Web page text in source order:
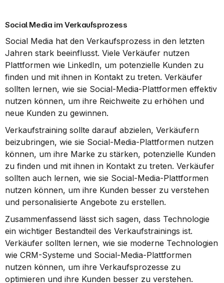
Social Media im Verkaufsprozess
Social Media hat den Verkaufsprozess in den letzten
Jahren stark beeinflusst. Viele Verkäufer nutzen
Plattformen wie LinkedIn, um potenzielle Kunden zu
finden und mit ihnen in Kontakt zu treten. Verkäufer
sollten lernen, wie sie Social-Media-Plattformen effektiv
nutzen können, um ihre Reichweite zu erhöhen und
neue Kunden zu gewinnen.
Verkaufstraining sollte darauf abzielen, Verkäufern
beizubringen, wie sie Social-Media-Plattformen nutzen
können, um ihre Marke zu stärken, potenzielle Kunden
zu finden und mit ihnen in Kontakt zu treten. Verkäufer
sollten auch lernen, wie sie Social-Media-Plattformen
nutzen können, um ihre Kunden besser zu verstehen
und personalisierte Angebote zu erstellen.
Zusammenfassend lässt sich sagen, dass Technologie
ein wichtiger Bestandteil des Verkaufstrainings ist.
Verkäufer sollten lernen, wie sie moderne Technologien
wie CRM-Systeme und Social-Media-Plattformen
nutzen können, um ihre Verkaufsprozesse zu
optimieren und ihre Kunden besser zu verstehen.